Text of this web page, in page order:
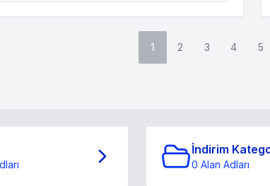
1 2 3 4 5
İndirim
0 Alan Adları